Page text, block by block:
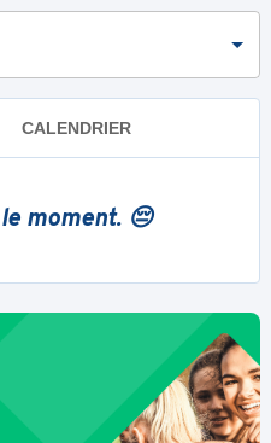
CALENDRIER
moment. 😔